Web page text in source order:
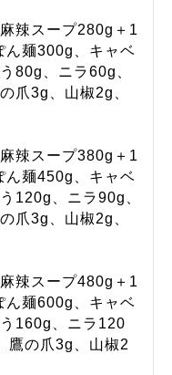
辣スープ280g＋1
ん麺300g、キャベ
80g、ニラ60g、
爪3g、山椒2g、
辣スープ380g＋1
ん麺450g、キャベ
120g、ニラ90g、
爪3g、山椒2g、
辣スープ480g＋1
ん麺600g、キャベ
160g、ニラ120
鷹の爪3g、山椒2